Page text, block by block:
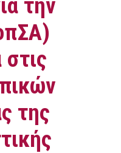
την
της